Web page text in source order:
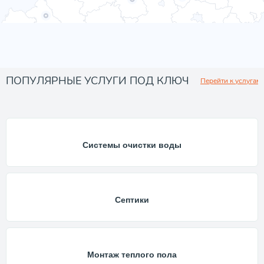
ПОПУЛЯРНЫЕ УСЛУГИ ПОД КЛЮЧ Перейти к услугам
Системы очистки воды
Септики
Монтаж теплого пола